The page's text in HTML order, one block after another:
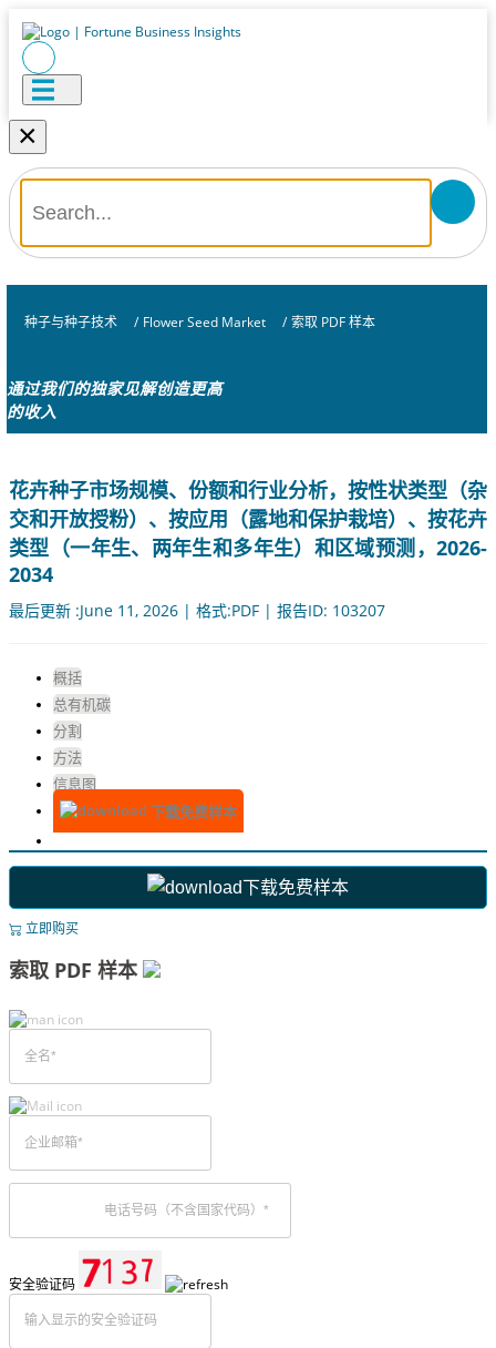
×
种子与种子技术 / Flower Seed Market / 索取 PDF 样本
通过我们的独家见解创造更高
的收入
花卉种子市场规模、份额和行业分析，按性状类型（杂
交和开放授粉）、按应用（露地和保护栽培）、按花卉
类型（一年生、两年生和多年生）和区域预测，2026-
2034
最后更新 :June 11, 2026 | 格式:PDF | 报告ID: 103207
概括
总有机碳
分割
方法
信息图
下载免费样本
下载免费样本
立即购买
索取 PDF 样本
安全验证码